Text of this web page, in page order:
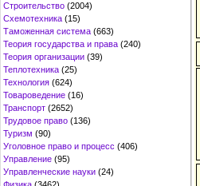
Строительство (2004)
Схемотехника (15)
Таможенная система (663)
Теория государства и права (240)
Теория организации (39)
Теплотехника (25)
Технология (624)
Товароведение (16)
Транспорт (2652)
Трудовое право (136)
Туризм (90)
Уголовное право и процесс (406)
Управление (95)
Управленческие науки (24)